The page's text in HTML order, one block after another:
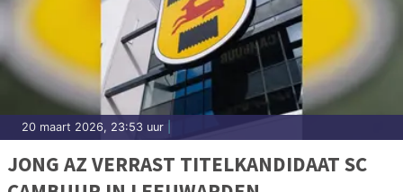
20 maart 2026, 23:53 uur
JONG AZ VERRAST TITELKANDIDAAT SC